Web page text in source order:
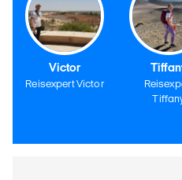
Victor
Reisexpert Victor